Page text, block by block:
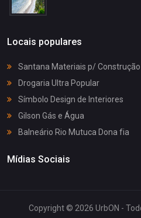
Locais populares
Santana Materiais p/ Construção
Drogaria Ultra Popular
Símbolo Design de Interiores
Gilson Gás e Água
Balneário Rio Mutuca Dona fia
Mídias Sociais
Copyright © 2026 UrbON -